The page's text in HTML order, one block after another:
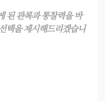
된 관록과 통찰력을 바
택을 제시해드리겠습니